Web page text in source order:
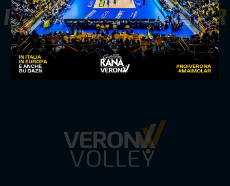
ISCRIVITI ALLANEWSLETTER
ISCRIVITI ORA